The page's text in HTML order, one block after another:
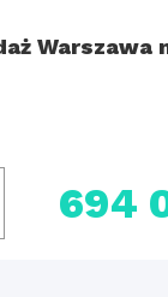
Warszawa
694